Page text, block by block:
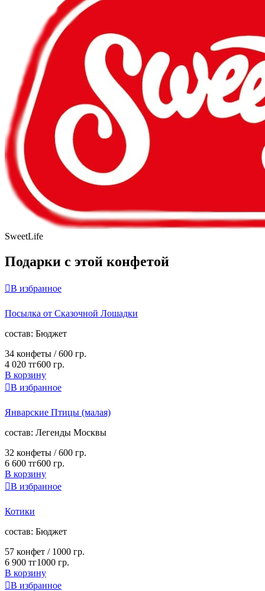
SweetLife
Подарки с этой конфетой
В избранное
Посылка от Сказочной Лошадки
cостав: Бюджет
34 конфеты /600 гр.
4 020 тг600 гр.
В корзину
В избранное
Январские Птицы (малая)
cостав: Легенды Москвы
32 конфеты /600 гр.
6 600 тг600 гр.
В корзину
В избранное
Котики
cостав: Бюджет
57 конфет / 1000 гр.
6 900 тг1000 гр.
В корзину
В избранное